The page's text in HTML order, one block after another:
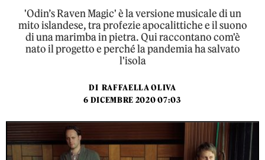
'Odin’s Raven Magic' è la versione musicale di un
mito islandese, tra profezie apocalittiche e il suono
di una marimba in pietra. Qui raccontano com'è
nato il progetto e perché la pandemia ha salvato
l'isola
DI RAFFAELLA OLIVA
6 DICEMBRE 2020 07:03